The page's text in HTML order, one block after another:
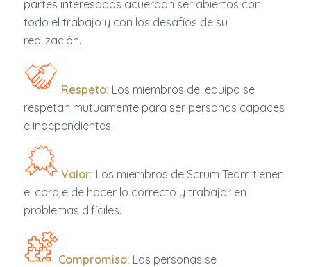
partes interesadas acuerdan ser abiertos con
todo el trabajo y con los desafíos de su
realización.
Respeto: Los miembros del equipo se
respetan mutuamente para ser personas capaces
e independientes.
Valor: Los miembros de Scrum Team tienen
el coraje de hacer lo correcto y trabajar en
problemas difíciles.
Compromiso: Las personas se